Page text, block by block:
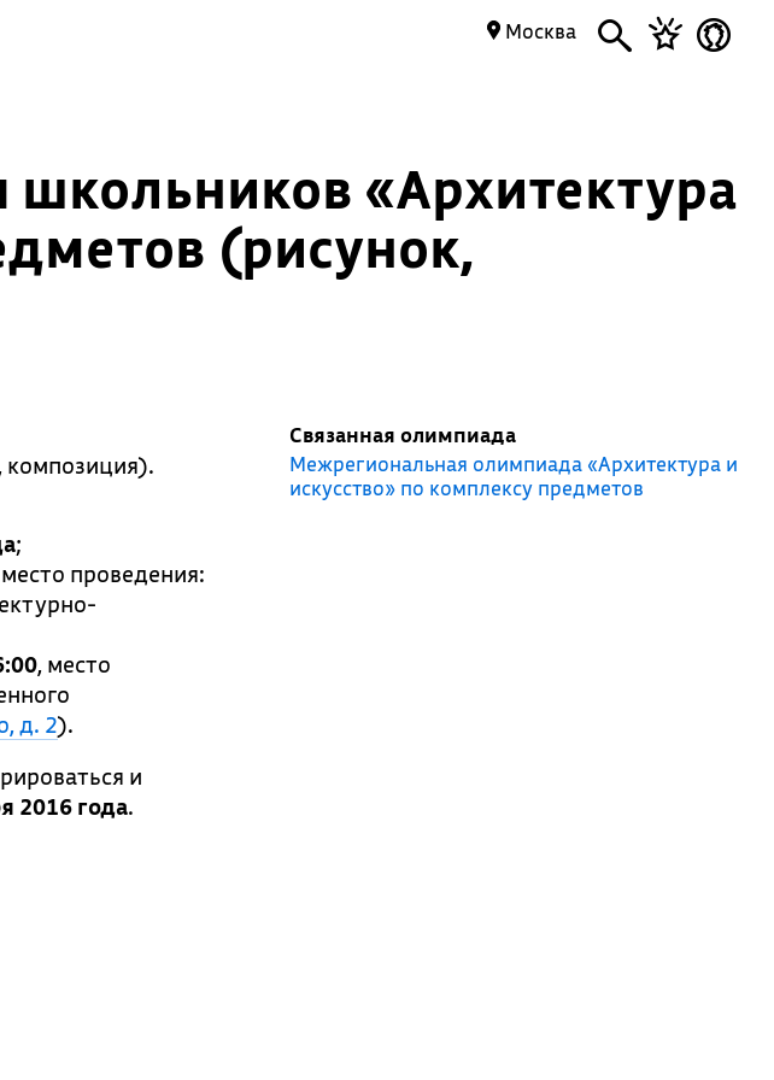
Москва
«Архитектура
(рисунок,
композиция).
;
место проведения:
, место
д. 2).
и
2016 года.
Связанная олимпиада
Межрегиональная олимпиада «Архитектура и
искусство» по комплексу предметов